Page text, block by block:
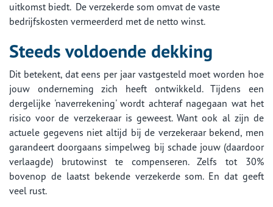
uitkomst biedt. De verzekerde som omvat de vaste
bedrijfskosten vermeerderd met de netto winst.
Steeds voldoende dekking
Dit betekent, dat eens per jaar vastgesteld moet worden hoe
jouw onderneming zich heeft ontwikkeld. Tijdens een
dergelijke 'naverrekening' wordt achteraf nagegaan wat het
risico voor de verzekeraar is geweest. Want ook al zijn de
actuele gegevens niet altijd bij de verzekeraar bekend, men
garandeert doorgaans simpelweg bij schade jouw (daardoor
verlaagde) brutowinst te compenseren. Zelfs tot 30%
bovenop de laatst bekende verzekerde som. En dat geeft
veel rust.